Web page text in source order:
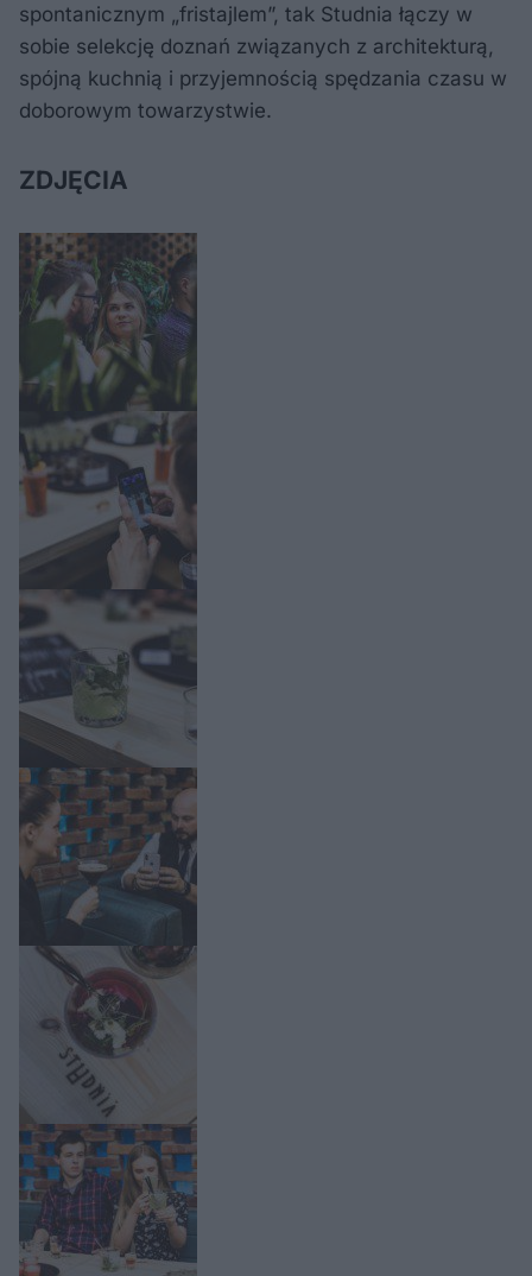
spontanicznym „fristajlem”, tak Studnia łączy w
sobie selekcję doznań związanych z architekturą,
spójną kuchnią i przyjemnością spędzania czasu w
doborowym towarzystwie.
ZDJĘCIA